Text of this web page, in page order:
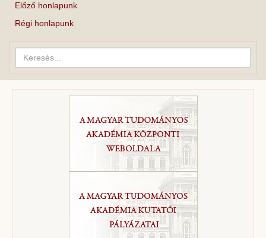
Előző honlapunk
Régi honlapunk
Keresés...